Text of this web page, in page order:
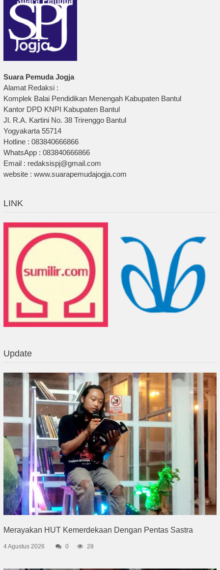
Suara Pemuda Jogja
Alamat Redaksi :
Komplek Balai Pendidikan Menengah Kabupaten Bantul
Kantor DPD KNPI Kabupaten Bantul
Jl. R.A. Kartini No. 38 Trirenggo Bantul
Yogyakarta 55714
Hotline : 083840666866
WhatsApp : 083840666866
Email : redaksispj@gmail.com
website : www.suarapemudajogja.com
LINK
Update
Merayakan HUT Kemerdekaan Dengan Pentas Sastra
4 Agustus 2026 0 28